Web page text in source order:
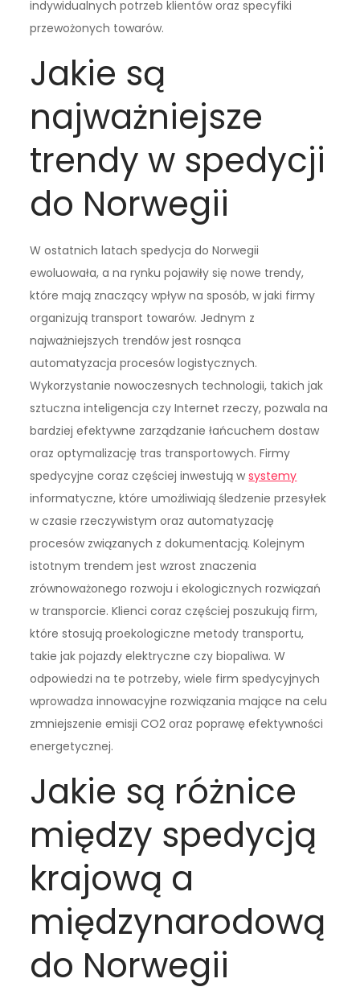
indywidualnych potrzeb klientów oraz specyfiki
przewożonych towarów.
Jakie są
najważniejsze
trendy w spedycji
do Norwegii
W ostatnich latach spedycja do Norwegii
ewoluowała, a na rynku pojawiły się nowe trendy,
które mają znaczący wpływ na sposób, w jaki firmy
organizują transport towarów. Jednym z
najważniejszych trendów jest rosnąca
automatyzacja procesów logistycznych.
Wykorzystanie nowoczesnych technologii, takich jak
sztuczna inteligencja czy Internet rzeczy, pozwala na
bardziej efektywne zarządzanie łańcuchem dostaw
oraz optymalizację tras transportowych. Firmy
spedycyjne coraz częściej inwestują wsystemy
informatyczne, które umożliwiają śledzenie przesyłek
w czasie rzeczywistym oraz automatyzację
procesów związanych z dokumentacją. Kolejnym
istotnym trendem jest wzrost znaczenia
zrównoważonego rozwoju i ekologicznych rozwiązań
w transporcie. Klienci coraz częściej poszukują firm,
które stosują proekologiczne metody transportu,
takie jak pojazdy elektryczne czy biopaliwa. W
odpowiedzi na te potrzeby, wiele firm spedycyjnych
wprowadza innowacyjne rozwiązania mające na celu
zmniejszenie emisji CO2 oraz poprawę efektywności
energetycznej.
Jakie są różnice
między spedycją
krajową a
międzynarodową
do Norwegii